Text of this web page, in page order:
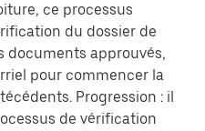
ce processus
du dossier de
documents approuvés,
pour commencer la
Progression : il
de vérification